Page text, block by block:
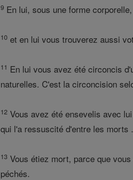
9 En lui, sous une forme
10 et en lui vous trouverez aussi
11 En lui vous avez été circoncis
naturelles. C'est la circoncision
12 Vous avez été ensevelis avec
qui l'a ressuscité d'entre les morts .
13 Vous étiez mort, parce que
péchés.